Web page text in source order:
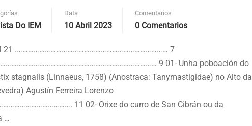
Do IEM
Data
10 Abril 2023
Comentarios
0 Comentarios
21 .……………………………………………………………………… 7
9 01- Unha poboación do
stagnalis (Linnaeus, 1758) (Anostraca: Tanymastigidae) no Alto da
Agustín Ferreira Lorenzo
11 02- Orixe do curro de San Cibrán ou da
…